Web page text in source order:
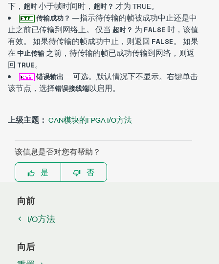
下， 超时小于帧时间时， 超时？ 才为 TRUE。
传输成功？ —指示待传输的帧被成功中止还是中
止之前已传输到网络上。 仅当 超时？ 为 FALSE 时，该值
有效。 如果待传输的帧成功中止，则返回 FALSE。 如果
在中止传输之前，待传输的帧已成功传输到网络，则返
回 TRUE。
错误输出 —可选。默认情况下不显示。右键单击
该节点，选择错误接线端以启用。
上级主题： CAN模块的FPGA I/O方法
该信息是否对您有帮助？
是
否
向前
I/O方法
向后